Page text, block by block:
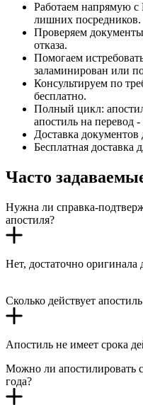
Работаем напрямую
лишних посредников.
Проверяем
отказа.
Помогаем
заламинирован или
Консультируем по
бесплатно.
Полный цикл:
апостиль на перевод
Доставка
Бесплатная доставка
Часто
Нужна ли справка-
апостиля?
Нет, достаточно оригинала
Сколько действует
Апостиль не имеет срока
Можно ли апостилировать
года?